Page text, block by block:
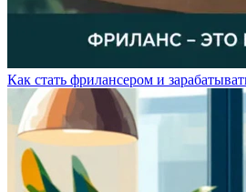
Как стать фрилансером и